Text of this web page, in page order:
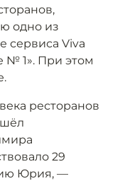
одно из
сервиса Viva
№ 1». При этом
ресторанов
29
Юрия, —